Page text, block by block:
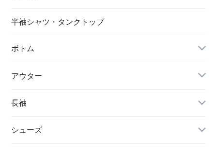
半袖シャツ・タンクトップ
ボトム
アウター
長袖
シューズ